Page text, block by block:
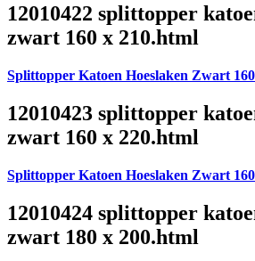
12010422 splittopper
zwart 160 x 210.html
Splittopper Katoen Hoeslaken Zwart
12010423 splittopper
zwart 160 x 220.html
Splittopper Katoen Hoeslaken Zwart
12010424 splittopper
zwart 180 x 200.html